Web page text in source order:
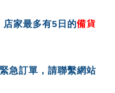
家最多有5日的備貨
急訂單，請聯繫網站